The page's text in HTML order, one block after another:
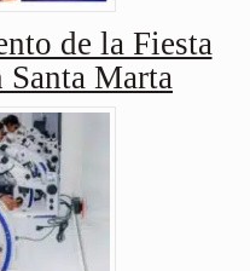
de la Fiesta
Marta